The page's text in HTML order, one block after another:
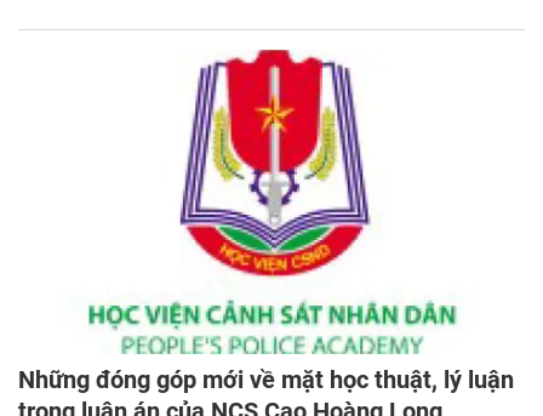
Những đóng góp mới về mặt học thuật, lý luận